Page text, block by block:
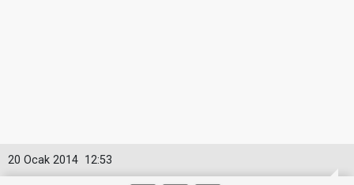
12:53
20 Ocak 2014